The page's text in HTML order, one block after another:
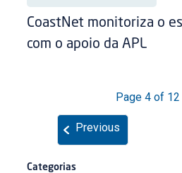
CoastNet monitoriza o
com o apoio da APL
Page 4 of 12
Previous
Categorias